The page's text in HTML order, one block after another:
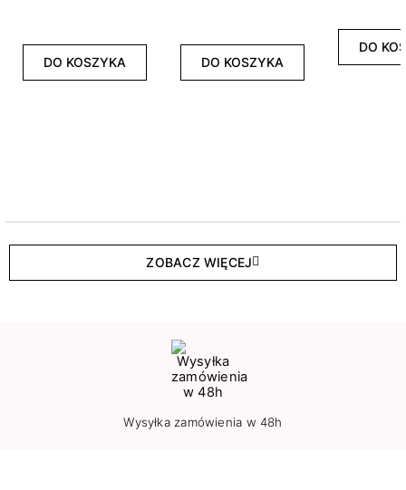
DO KOSZYKA DO KOSZYKA
DO
ZOBACZ WIĘCEJ
Wysyłka zamówienia w 48h